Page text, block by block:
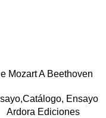
Mozart A Beethoven
, Ensayo
Ardora Ediciones